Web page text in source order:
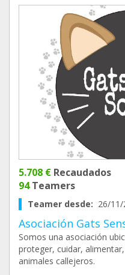
5.708 € Recaudados
94Teamers
Teamer desde: 26/11/
Asociación Gats
Somos una asociación
proteger, cuidar,
animales callejeros.